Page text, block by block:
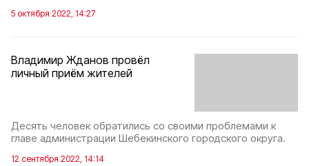
5 октября 2022, 14:27
Владимир Жданов провёл
личный приём жителей
Десять человек обратились со своими проблемами к
главе администрации Шебекинского городского округа.
12 сентября 2022, 14:14